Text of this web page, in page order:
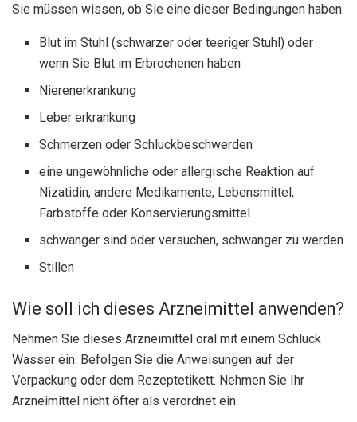
Sie müssen wissen, ob Sie eine dieser Bedingungen haben:
Blut im Stuhl (schwarzer oder teeriger Stuhl) oder
wenn Sie Blut im Erbrochenen haben
Nierenerkrankung
Leber erkrankung
Schmerzen oder Schluckbeschwerden
eine ungewöhnliche oder allergische Reaktion auf
Nizatidin, andere Medikamente, Lebensmittel,
Farbstoffe oder Konservierungsmittel
schwanger sind oder versuchen, schwanger zu werden
Stillen
Wie soll ich dieses Arzneimittel anwenden?
Nehmen Sie dieses Arzneimittel oral mit einem Schluck
Wasser ein. Befolgen Sie die Anweisungen auf der
Verpackung oder dem Rezeptetikett. Nehmen Sie Ihr
Arzneimittel nicht öfter als verordnet ein.